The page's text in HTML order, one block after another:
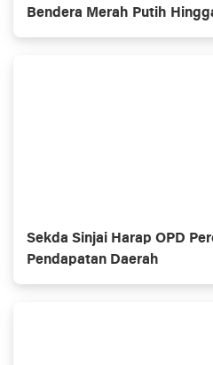
Bendera Merah Putih
Sekda Sinjai Harap OPD
Pendapatan Daerah